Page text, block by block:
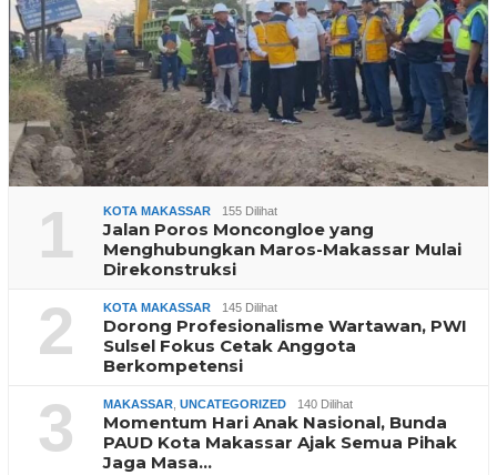
1 KOTA MAKASSAR 155 Dilihat
Jalan Poros Moncongloe yang
Menghubungkan Maros-Makassar Mulai
Direkonstruksi
2 KOTA MAKASSAR 145 Dilihat
Dorong Profesionalisme Wartawan, PWI
Sulsel Fokus Cetak Anggota
Berkompetensi
3 MAKASSAR UNCATEGORIZED 140 Dilihat
Momentum Hari Anak Nasional, Bunda
PAUD Kota Makassar Ajak Semua Pihak
Jaga Masa…